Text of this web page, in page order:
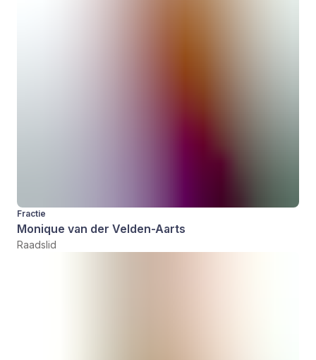
Fractie
Monique van der Velden-Aarts
Raadslid